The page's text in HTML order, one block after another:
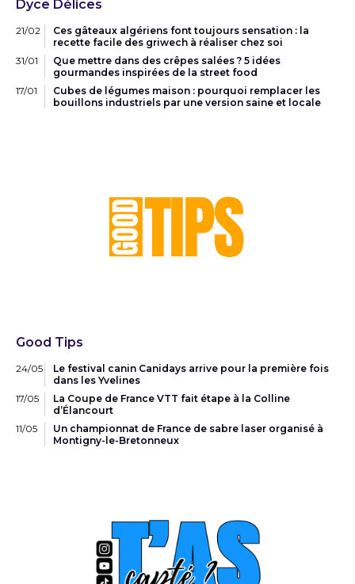
Dyce Délices
21/02
Ces gâteaux algériens font toujours sensation : la
recette facile des griwech à réaliser chez soi
31/01
Que mettre dans des crêpes salées ? 5 idées
gourmandes inspirées de la street food
17/01
Cubes de légumes maison : pourquoi remplacer les
bouillons industriels par une version saine et locale
Good Tips
24/05
Le festival canin Canidays arrive pour la première fois
dans les Yvelines
17/05
La Coupe de France VTT fait étape à la Colline
d’Élancourt
11/05
Un championnat de France de sabre laser organisé à
Montigny-le-Bretonneux